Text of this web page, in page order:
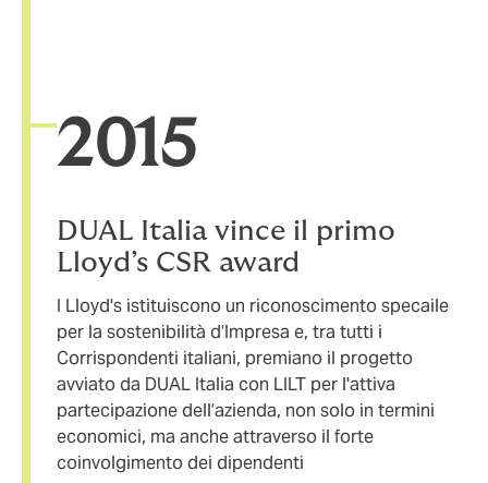
2015
DUAL Italia vince il primo
Lloyd’s CSR award
I Lloyd's istituiscono un riconoscimento specaile
per la sostenibilità d’Impresa e, tra tutti i
Corrispondenti italiani, premiano il progetto
avviato da DUAL Italia con LILT per l'attiva
partecipazione dell’azienda, non solo in termini
economici, ma anche attraverso il forte
coinvolgimento dei dipendenti